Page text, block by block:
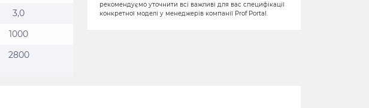
3,0
1000
2800
рекомендуємо уточнити всі важливі для вас специфікації
конкретної моделі у менеджерів компанії Prof Portal.